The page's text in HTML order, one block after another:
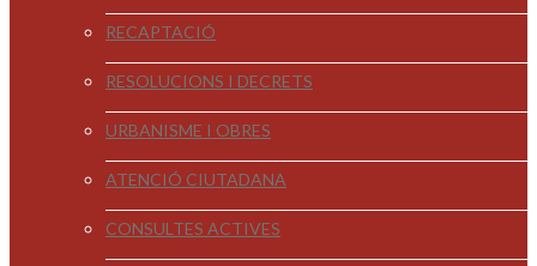
RECAPTACIÓ
RESOLUCIONS I DECRETS
URBANISME I OBRES
ATENCIÓ CIUTADANA
CONSULTES ACTIVES